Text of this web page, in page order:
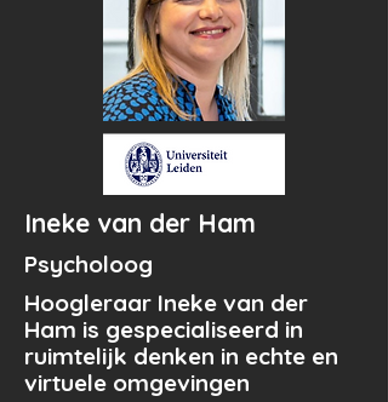
Ineke van der Ham
Psycholoog
Hoogleraar Ineke van der
Ham is gespecialiseerd in
ruimtelijk denken in echte en
virtuele omgevingen